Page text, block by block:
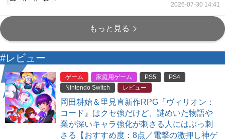
2026-07-30 14:41
もっと見る
#レビュー
ゲーム 家庭用ゲーム PS5
PS4
Nintendo Switch
レビュー
岡田耕始＆里見直新作RPG『ヴィリオン：
コード』はクセ強だけど、謎めいた物語や
業が深いキャラ強化が刺さる人にはぶっ刺
さる【おすすめ度：8点／電撃の激押し神ゲ